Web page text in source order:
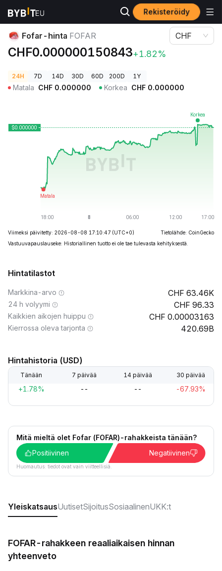
Rekisteröidy
Kryptohinnat
Fofar-hinta FOFAR
CHF0.000000150843+1.82%
CHF
24H 7D 14D 30D 60D 200D 1Y
Matala CHF 0.000000 Korkea CHF 0.000000
Viimeksi päivitetty: 2026-08-08 17:10:47 (UTC+0)
Tietolähde: CoinGecko
Vastuuvapauslauseke: Historiallinen tuotto ei ole tae tulevasta kehityksestä.
Hintatilastot
Markkina-arvo 63.46K
24 h volyymi 96.33
Kaikkien aikojen huippu 0.00003163
Kierrossa oleva tarjonta 420.69B
Hintahistoria (USD)
Tänään 7 päivää 14 päivää 30 päivää
+1.78% -- -- -67.93%
Mitä mieltä olet Fofar (FOFAR)-rahakkeista tänään?
Positiivinen
Negatiivinen
Huomautus: tiedot ovat vain viitteellisiä.
YleiskatsausUutisetSijoitusSosiaalinenUKK:t
FOFAR-rahakkeen reaaliaikaisen hinnan
yhteenveto